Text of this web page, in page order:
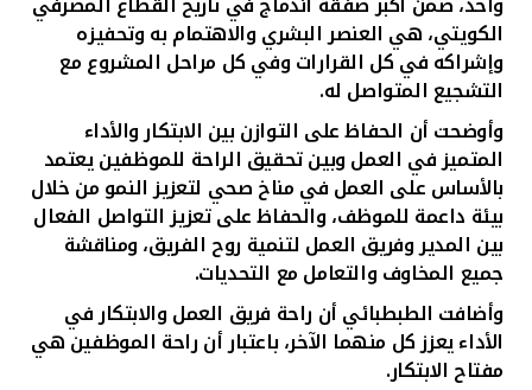
مصر
المملكة المتحدة
مملكة البحرين
الكويتي، هي العنصر البشري والاهتمام به وتحفيزه
وإشراكه في كل القرارات وفي كل مراحل المشروع مع
التشجيع المتواصل له.
وأوضحت أن الحفاظ على التوازن بين الابتكار والأداء
المتميز في العمل وبين تحقيق الراحة للموظفين يعتمد
بالأساس على العمل في مناخ صحي لتعزيز النمو من خلال
بيئة داعمة للموظف، والحفاظ على تعزيز التواصل الفعال
بين المدير وفريق العمل لتنمية روح الفريق، ومناقشة
جميع المخاوف والتعامل مع التحديات.
وأضافت الطبطبائي أن راحة فريق العمل والابتكار في
الأداء يعزز كل منهما الآخر، باعتبار أن راحة الموظفين هي
مفتاح الابتكار.